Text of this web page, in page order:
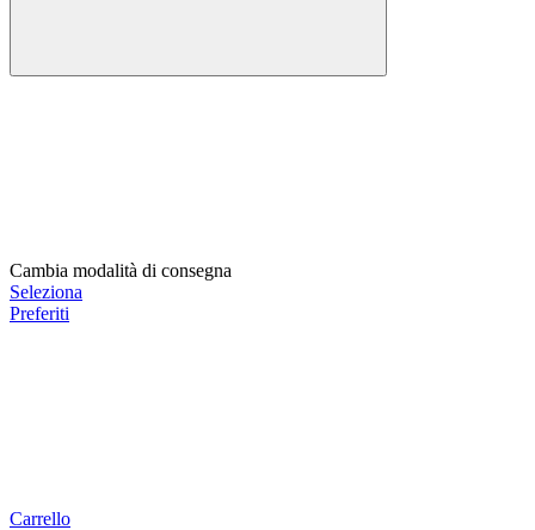
Cambia modalità di consegna
Seleziona
Preferiti
Carrello